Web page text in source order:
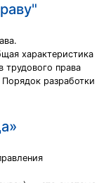
характеристика
трудового права
разработки